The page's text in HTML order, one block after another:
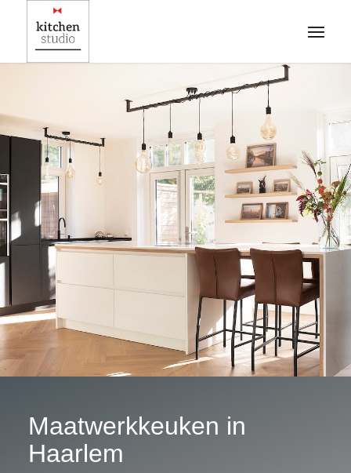
Maatwerkkeuken in
Haarlem